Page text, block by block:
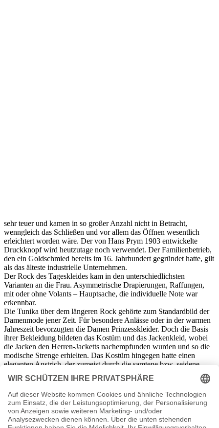
sehr teuer und kamen in so großer Anzahl nicht in Betracht,
wenngleich das Schließen und vor allem das Öffnen wesentlich
erleichtert worden wäre. Der von Hans Prym 1903 entwickelte
Druckknopf wird heutzutage noch verwendet. Der Familienbetrieb,
den ein Goldschmied bereits im 16. Jahrhundert gegründet hatte, gilt
als das älteste industrielle Unternehmen.
Der Rock des Tageskleides kam in den unterschiedlichsten
Varianten an die Frau. Asymmetrische Drapierungen, Raffungen,
mit oder ohne Volants – Hauptsache, die individuelle Note war
erkennbar.
Die Tunika über dem längeren Rock gehörte zum Standardbild der
Damenmode jener Zeit. Für besondere Anlässe oder in der warmen
Jahreszeit bevorzugten die Damen Prinzesskleider. Doch die Basis
ihrer Bekleidung bildeten das Kostüm und das Jackenkleid, wobei
die Jacken den Herren-Jacketts nachempfunden wurden und so die
modische Strenge erhielten. Das Kostüm hingegen hatte einen
eleganten Anstrich, der zumeist durch die samtene bzw. seidene
Kragenverzierung entstand. Die Bekleidung, die Schnitte der Mäntel
eingeschlossen, war durchweg schmal gearbeitet. Im Gegensatz
dazu durften die Hüte ausladend und übergroß sein. Damit sie auf
den Damenköpfen Halt hatten, wurden die Modelle mit edlen
Hutnadeln befestigt oder auf einen sogenannten Innenhut genäht.
Auch hier waren Federgebilde gewaltigen Ausmaßes en vogue.
In der Herrenmode waren keine nennenswerten Veränderungen zu